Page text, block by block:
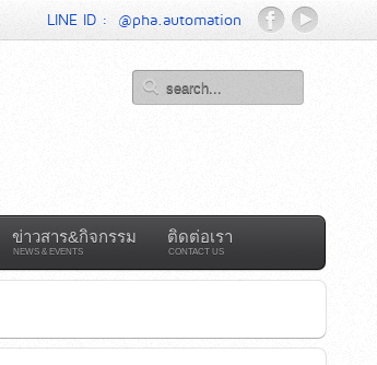
LINE ID : @pha.automation
ข่าวสาร&กิจกรรม
NEWS & EVENTS
ติดต่อเรา
CONTACT US